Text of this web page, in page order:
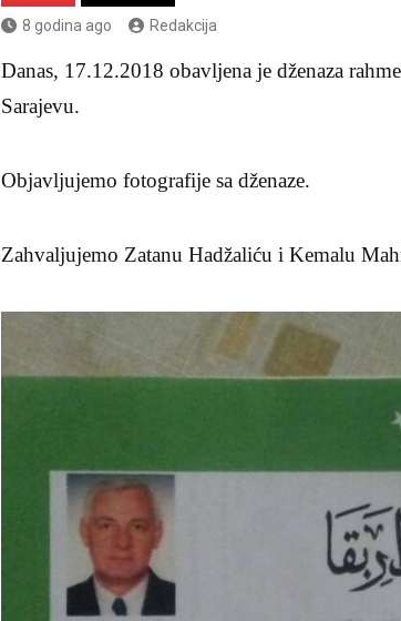
8 godina ago Redakcija
Danas, 17.12.2018 obavljena je dženaza
Sarajevu.
Objavljujemo fotografije sa dženaze.
Zahvaljujemo Zatanu Hadžaliću i Kemalu